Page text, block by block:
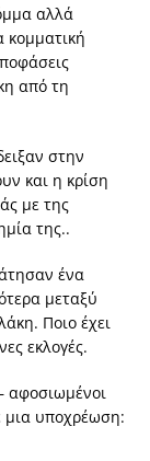
αλλά
κομματική
από τη
στην
και η κρίση
με της
της..
ένα
μεταξύ
Ποιο έχει
εκλογές.
αφοσιωμένοι
μια υποχρέωση: